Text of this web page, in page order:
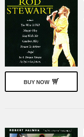
BUY NOW